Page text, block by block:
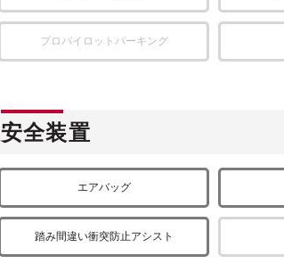
プロパイロットパーキング
安全装置
エアバッグ
踏み間違い衝突防止アシスト